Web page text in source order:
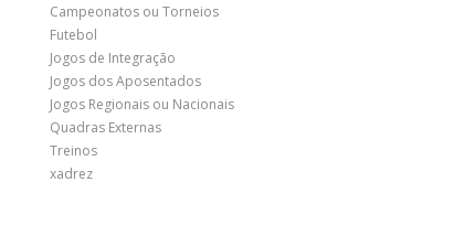
Campeonatos ou Torneios
Futebol
Jogos de Integração
Jogos dos Aposentados
Jogos Regionais ou Nacionais
Quadras Externas
Treinos
xadrez